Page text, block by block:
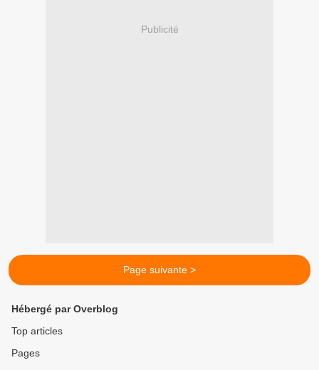
Publicité
Page suivante >
Hébergé par Overblog
Top articles
Pages